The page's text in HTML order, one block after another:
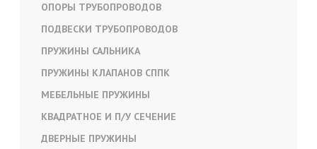
ОПОРЫ ТРУБОПРОВОДОВ
ПОДВЕСКИ ТРУБОПРОВОДОВ
ПРУЖИНЫ САЛЬНИКА
ПРУЖИНЫ КЛАПАНОВ СППК
МЕБЕЛЬНЫЕ ПРУЖИНЫ
КВАДРАТНОЕ И П/У СЕЧЕНИЕ
ДВЕРНЫЕ ПРУЖИНЫ